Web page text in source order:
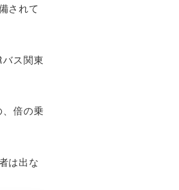
されて
ス関東
倍の乗
は出な